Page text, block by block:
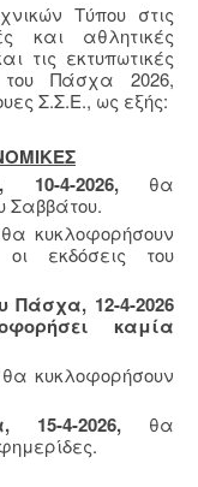
Τύπου στις
και αθλητικές
τις εκτυπωτικές
του Πάσχα 2026,
Σ.Σ.Ε., ως εξής:
4-2026,θα
Σαββάτου.
κυκλοφορήσουν
εκδόσεις του
Πάσχα, 12-4-2026
καμία
θα κυκλοφορήσουν
4-2026, θα